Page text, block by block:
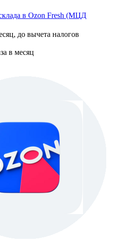
в Ozon Fresh (МЦД
до вычета налогов
в месяц